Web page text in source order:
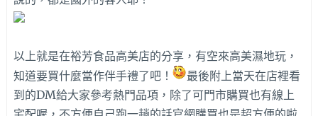
以上就是在裕芳食品高美店的分享，有空來高美濕地玩，
知道要買什麼當作伴手禮了吧！
最後附上當天在店裡看
到的DM給大家參考熱門品項，除了可門市購買也有線上